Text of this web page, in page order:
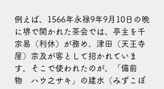
例えば、1566年永禄9年9月10日の晩
に堺で開かれた茶会では、亭主を千
宗易（利休）が務め、津田（天王寺
屋）宗及が客として招かれていま
す。そこで使われたのが、「備前
物　ハウ之サキ」の建水（みずこぼ